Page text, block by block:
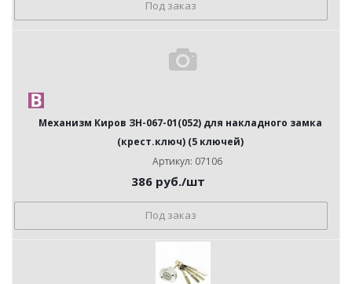
Под заказ
Механизм Киров ЗН-067-01(052) для накладного замка
(крест.ключ) (5 ключей)
Артикул: 07106
386 руб./шт
Под заказ